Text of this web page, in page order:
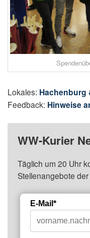
Lokales: Hachenburg
Feedback: Hinweise
WW-Kurier
Täglich um 20 Uhr
Stellenangebote
E-Mail*